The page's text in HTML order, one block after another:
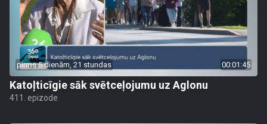
pirms 5 dienām, 21 stundas 00:01:45
Katoļticīgie sāk svētceļojumu uz Aglonu
411. epizode